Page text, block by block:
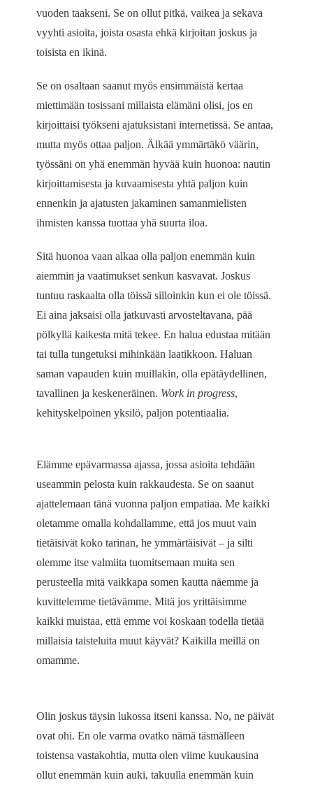
vuoden taakseni. Se on ollut pitkä, vaikea ja sekava
vyyhti asioita, joista osasta ehkä kirjoitan joskus ja
toisista en ikinä.
Se on osaltaan saanut myös ensimmäistä kertaa
miettimään tosissani millaista elämäni olisi, jos en
kirjoittaisi työkseni ajatuksistani internetissä. Se antaa,
mutta myös ottaa paljon. Älkää ymmärtäkö väärin,
työssäni on yhä enemmän hyvää kuin huonoa: nautin
kirjoittamisesta ja kuvaamisesta yhtä paljon kuin
ennenkin ja ajatusten jakaminen samanmielisten
ihmisten kanssa tuottaa yhä suurta iloa.
Sitä huonoa vaan alkaa olla paljon enemmän kuin
aiemmin ja vaatimukset senkun kasvavat. Joskus
tuntuu raskaalta olla töissä silloinkin kun ei ole töissä.
Ei aina jaksaisi olla jatkuvasti arvosteltavana, pää
pölkyllä kaikesta mitä tekee. En halua edustaa mitään
tai tulla tungetuksi mihinkään laatikkoon. Haluan
saman vapauden kuin muillakin, olla epätäydellinen,
tavallinen ja keskeneräinen. Work in progress,
kehityskelpoinen yksilö, paljon potentiaalia.
Elämme epävarmassa ajassa, jossa asioita tehdään
useammin pelosta kuin rakkaudesta. Se on saanut
ajattelemaan tänä vuonna paljon empatiaa. Me kaikki
oletamme omalla kohdallamme, että jos muut vain
tietäisivät koko tarinan, he ymmärtäisivät – ja silti
olemme itse valmiita tuomitsemaan muita sen
perusteella mitä vaikkapa somen kautta näemme ja
kuvittelemme tietävämme. Mitä jos yrittäisimme
kaikki muistaa, että emme voi koskaan todella tietää
millaisia taisteluita muut käyvät? Kaikilla meillä on
omamme.
Olin joskus täysin lukossa itseni kanssa. No, ne päivät
ovat ohi. En ole varma ovatko nämä täsmälleen
toistensa vastakohtia, mutta olen viime kuukausina
ollut enemmän kuin auki, takuulla enemmän kuin